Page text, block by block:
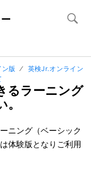
版
英検Jr.オンライン
るラーニング
ニング（ベーシック
体験版となりご利用